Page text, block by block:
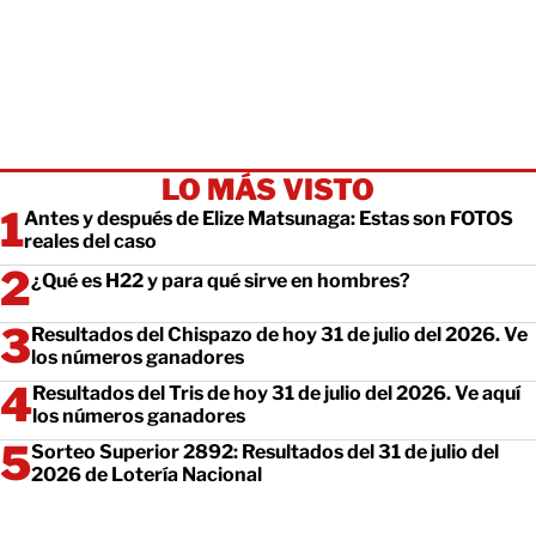
LO MÁS VISTO
Antes y después de Elize Matsunaga: Estas son FOTOS
reales del caso
¿Qué es H22 y para qué sirve en hombres?
Resultados del Chispazo de hoy 31 de julio del 2026. Ve
los números ganadores
Resultados del Tris de hoy 31 de julio del 2026. Ve aquí
los números ganadores
Sorteo Superior 2892: Resultados del 31 de julio del
2026 de Lotería Nacional